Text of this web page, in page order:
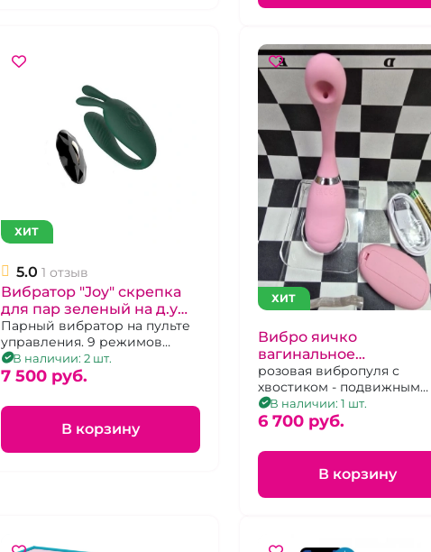
ХИТ
5.0 1 отзыв
Вибратор "Joy" скрепка
для пар зеленый на д.у
пульте
Парный вибратор на пульте
управления. 9 режимов
вибрации.
В наличии: 2 шт.
7 500 pуб.
В корзину
ХИТ
Вибро яичко
вагинальное
анатомичное "Мышка"
клиторальным
подвижным
розовая вибропуля с
хвостиком - подвижным
коленом на д.у пульте
В наличии: 1 шт.
6 700 pуб.
В корзину